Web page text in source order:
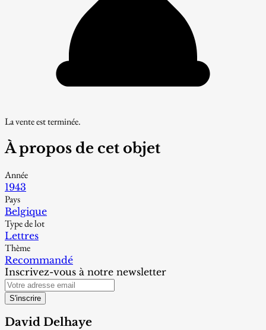
La vente est terminée.
À propos de cet objet
Année
1943
Pays
Belgique
Type de lot
Lettres
Thème
Recommandé
Inscrivez-vous à notre newsletter
S'inscrire
David Delhaye